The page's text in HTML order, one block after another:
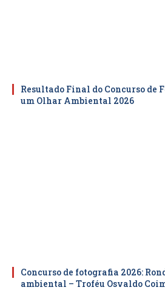
Resultado Final do Concurso de
um Olhar Ambiental 2026
Concurso de fotografia 2026:
ambiental – Troféu Osvaldo